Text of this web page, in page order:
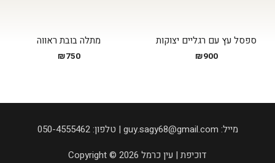
מתלה בובת ראווה
₪750
ספסל עץ עם רגליים יצוקות
₪900
050-4555462 :טלפון | guy.sagy68@gmail.com :מייל
Copyright © 2026 דוכיפת | עין כרמל